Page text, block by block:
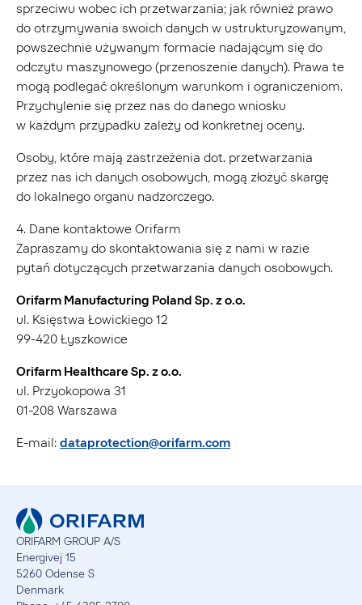
sprzeciwu wobec ich przetwarzania; jak również prawo
do otrzymywania swoich danych w ustrukturyzowanym,
powszechnie używanym formacie nadającym się do
odczytu maszynowego (przenoszenie danych). Prawa te
mogą podlegać określonym warunkom i ograniczeniom.
Przychylenie się przez nas do danego wniosku
w każdym przypadku zależy od konkretnej oceny.
Osoby, które mają zastrzeżenia dot. przetwarzania
przez nas ich danych osobowych, mogą złożyć skargę
do lokalnego organu nadzorczego.
4. Dane kontaktowe Orifarm
Zapraszamy do skontaktowania się z nami w razie
pytań dotyczących przetwarzania danych osobowych.
Orifarm Manufacturing Poland Sp. z o.o.
ul. Księstwa Łowickiego 12
99-420 Łyszkowice
Orifarm Healthcare Sp. z o.o.
ul. Przyokopowa 31
01-208 Warszawa
E-mail: dataprotection@orifarm.com
ORIFARM GROUP A/S
Energivej 15
5260 Odense S
Denmark